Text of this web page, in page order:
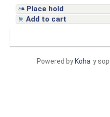
Place hold
Add to cart
y
Powered by Koha